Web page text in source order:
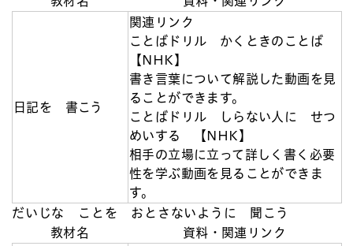
日記を 書こう
関連リンク
ことばドリル かくときのことば
【NHK】
書き言葉について解説した動画を見
ることができます。
ことばドリル しらない人に せつ
めいする 【NHK】
相手の立場に立って詳しく書く必要
性を学ぶ動画を見ることができま
す。
だいじな ことを おとさないように 聞こう
教材名
資料・関連リンク